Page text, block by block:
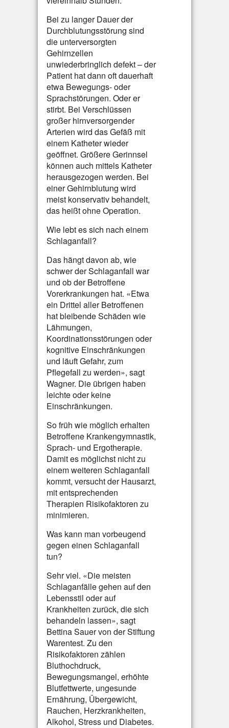
Bei zu langer Dauer der
Durchblutungsstörung sind
die unterversorgten
Gehirnzellen
unwiederbringlich defekt – der
Patient hat dann oft dauerhaft
etwa Bewegungs- oder
Sprachstörungen. Oder er
stirbt. Bei Verschlüssen
großer hirnversorgender
Arterien wird das Gefäß mit
einem Katheter wieder
geöffnet. Größere Gerinnsel
können auch mittels Katheter
herausgezogen werden. Bei
einer Gehirnblutung wird
meist konservativ behandelt,
das heißt ohne Operation.
Wie lebt es sich nach einem
Schlaganfall?
Das hängt davon ab, wie
schwer der Schlaganfall war
und ob der Betroffene
Vorerkrankungen hat. «Etwa
ein Drittel aller Betroffenen
hat bleibende Schäden wie
Lähmungen,
Koordinationsstörungen oder
kognitive Einschränkungen
und läuft Gefahr, zum
Pflegefall zu werden», sagt
Wagner. Die übrigen haben
leichte oder keine
Einschränkungen.
So früh wie möglich erhalten
Betroffene Krankengymnastik,
Sprach- und Ergotherapie.
Damit es möglichst nicht zu
einem weiteren Schlaganfall
kommt, versucht der Hausarzt,
mit entsprechenden
Therapien Risikofaktoren zu
minimieren.
Was kann man vorbeugend
gegen einen Schlaganfall
tun?
Sehr viel. «Die meisten
Schlaganfälle gehen auf den
Lebensstil oder auf
Krankheiten zurück, die sich
behandeln lassen», sagt
Bettina Sauer von der Stiftung
Warentest. Zu den
Risikofaktoren zählen
Bluthochdruck,
Bewegungsmangel, erhöhte
Blutfettwerte, ungesunde
Ernährung, Übergewicht,
Rauchen, Herzkrankheiten,
Alkohol, Stress und Diabetes.